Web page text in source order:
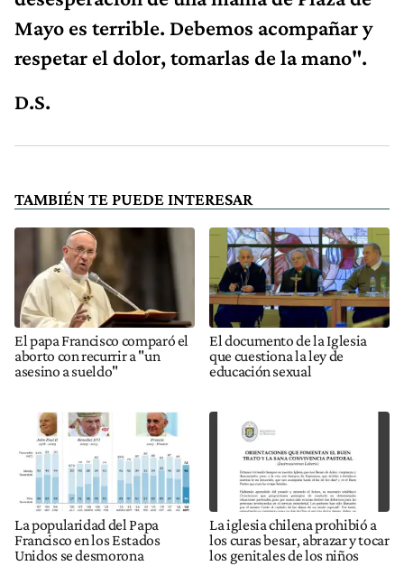
Mayo es terrible. Debemos acompañar y
respetar el dolor, tomarlas de la mano".
D.S.
TAMBIÉN TE PUEDE INTERESAR
El papa Francisco comparó el
aborto con recurrir a "un
asesino a sueldo"
El documento de la Iglesia
que cuestiona la ley de
educación sexual
La popularidad del Papa
Francisco en los Estados
Unidos se desmorona
La iglesia chilena prohibió a
los curas besar, abrazar y tocar
los genitales de los niños